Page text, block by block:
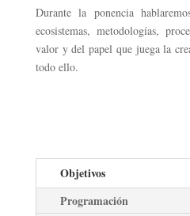
Durante la ponencia
ecosistemas, metodologías,
valor y del papel que juega la
todo ello.
Objetivos
Programación